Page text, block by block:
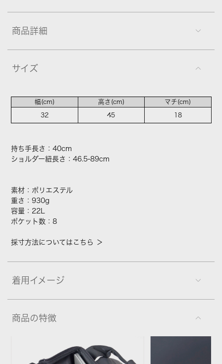
商品詳細
サイズ
幅(cm)
32
高さ(cm)
45
マチ(cm)
18
持ち手長さ：40cm
ショルダー紐長さ：46.5-89cm
素材：ポリエステル
重さ：930g
容量：22L
ポケット数：8
採寸方法についてはこちら ＞
着用イメージ
商品の特徴